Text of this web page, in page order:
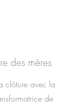
des mères
clôture avec la
de